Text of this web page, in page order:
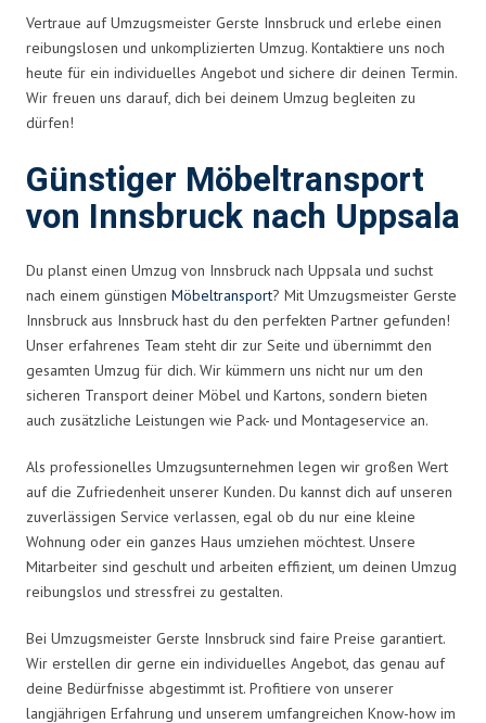
Vertraue auf Umzugsmeister Gerste Innsbruck und erlebe einen
reibungslosen und unkomplizierten Umzug. Kontaktiere uns noch
heute für ein individuelles Angebot und sichere dir deinen Termin.
Wir freuen uns darauf, dich bei deinem Umzug begleiten zu
dürfen!
Günstiger Möbeltransport
von Innsbruck nach Uppsala
Du planst einen Umzug von Innsbruck nach Uppsala und suchst
nach einem günstigen Möbeltransport? Mit Umzugsmeister Gerste
Innsbruck aus Innsbruck hast du den perfekten Partner gefunden!
Unser erfahrenes Team steht dir zur Seite und übernimmt den
gesamten Umzug für dich. Wir kümmern uns nicht nur um den
sicheren Transport deiner Möbel und Kartons, sondern bieten
auch zusätzliche Leistungen wie Pack- und Montageservice an.
Als professionelles Umzugsunternehmen legen wir großen Wert
auf die Zufriedenheit unserer Kunden. Du kannst dich auf unseren
zuverlässigen Service verlassen, egal ob du nur eine kleine
Wohnung oder ein ganzes Haus umziehen möchtest. Unsere
Mitarbeiter sind geschult und arbeiten effizient, um deinen Umzug
reibungslos und stressfrei zu gestalten.
Bei Umzugsmeister Gerste Innsbruck sind faire Preise garantiert.
Wir erstellen dir gerne ein individuelles Angebot, das genau auf
deine Bedürfnisse abgestimmt ist. Profitiere von unserer
langjährigen Erfahrung und unserem umfangreichen Know-how im